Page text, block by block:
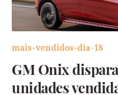
mais-vendidos-dia-18
GM Onix
unidades